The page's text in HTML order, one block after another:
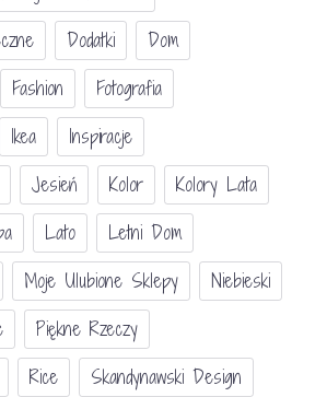
Dodatki
Dom
Fashion
Fotografia
Ikea
Inspiracje
Jesień Kolor
Kolory Lata
Lato
Letni Dom
Moje Ulubione Sklepy
Niebieski
Piękne Rzeczy
Rice
Skandynawski Design